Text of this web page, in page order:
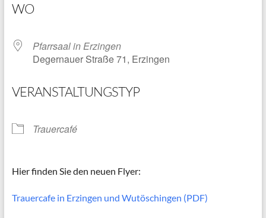
WO
Pfarrsaal in Erzingen
Degernauer Straße 71, Erzingen
VERANSTALTUNGSTYP
Trauercafé
Hier finden Sie den neuen Flyer:
Trauercafe in Erzingen und Wutöschingen (PDF)